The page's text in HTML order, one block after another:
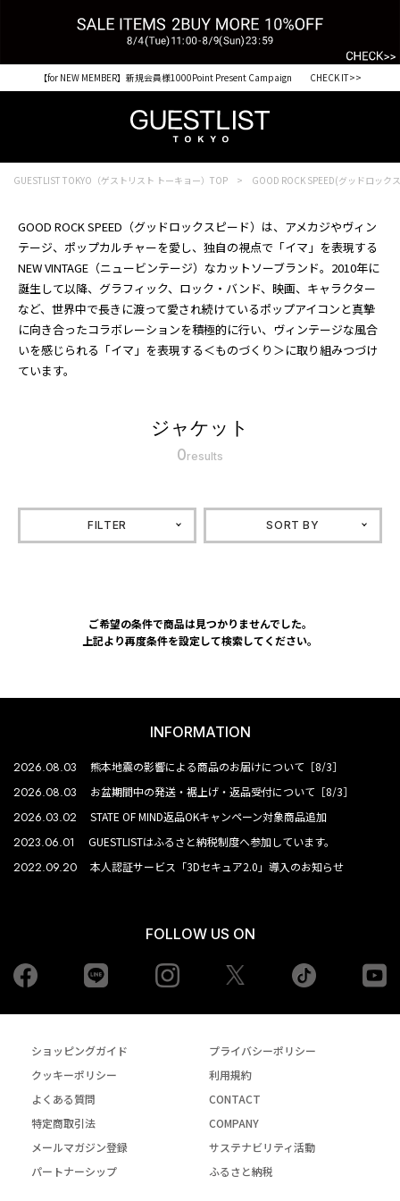
【for NEW MEMBER】新規会員様1000Point Present Campaign CHECK IT>>
GUESTLIST TOKYO（ゲストリスト トーキョー）TOP GOOD ROCK SPEED(グッドロック
GOOD ROCK SPEED（グッドロックスピード）は、アメカジやヴィン
テージ、ポップカルチャーを愛し、独自の視点で「イマ」を表現する
NEW VINTAGE（ニュービンテージ）なカットソーブランド。2010年に
誕生して以降、グラフィック、ロック・バンド、映画、キャラクター
など、世界中で長きに渡って愛され続けているポップアイコンと真摯
に向き合ったコラボレーションを積極的に行い、ヴィンテージな風合
いを感じられる「イマ」を表現する＜ものづくり＞に取り組みつづけ
ています。
ジャケット
0results
FILTER SORT BY
ご希望の条件で商品は見つかりませんでした。
上記より再度条件を設定して検索してください。
INFORMATION
2026.08.03 熊本地震の影響による商品のお届けについて［8/3］
2026.08.03 お盆期間中の発送・裾上げ・返品受付について［8/3］
2026.03.02 STATE OF MIND返品OKキャンペーン対象商品追加
2023.06.01 GUESTLISTはふるさと納税制度へ参加しています。
2022.09.20 本人認証サービス「3Dセキュア2.0」導入のお知らせ
FOLLOW US ON
Facebook Instagram tiktok
ショッピングガイド
プライバシーポリシー
クッキーポリシー
利用規約
よくある質問
CONTACT
特定商取引法
COMPANY
メールマガジン登録
サステナビリティ活動
パートナーシップ
ふるさと納税